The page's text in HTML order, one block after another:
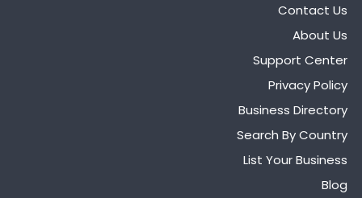
Contact Us
About Us
Support Center
Privacy Policy
Business Directory
Search By Country
List Your Business
Blog